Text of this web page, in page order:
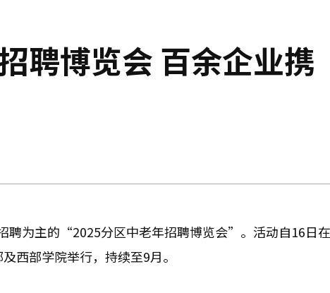
聘博览会 百余企业携
聘为主的“2025分区中老年招聘博览会”。活动自16日
西部学院举行，持续至9月。